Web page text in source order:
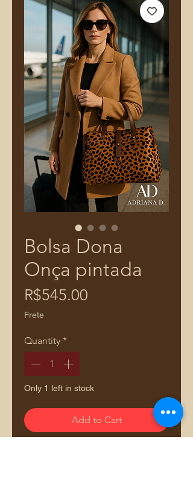
Bolsa Dona
Onça pintada
R$545.00
Frete
Quantity *
Only 1 left in stock
Add to Cart